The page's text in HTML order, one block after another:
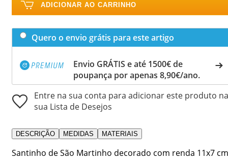
ADICIONAR AO CARRINHO
Quero o envio grátis para este artigo
Envio GRÁTIS e até 1500€ de
poupança por apenas 8,90€/ano.
Entre na sua conta para adicionar este produto na
sua Lista de Desejos
DESCRIÇÃO MEDIDAS MATERIAIS
Santinho de São Martinho decorado com renda 11x7